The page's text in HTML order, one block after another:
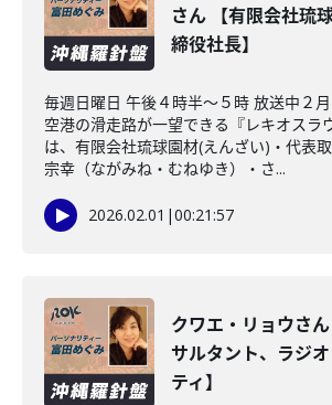
さん 【有限会社琉
締役社長】
毎週日曜日 午後４時半～５時 放送中２
空港の滑走路が一望できる『レキオスラ
は、有限会社琉球園材(えんざい)・代表
宗幸（ながみね・むねゆき）・さ...
2026.02.01 |00:21:57
クワエ・リョウさ
サルタント、ラジ
ティ】